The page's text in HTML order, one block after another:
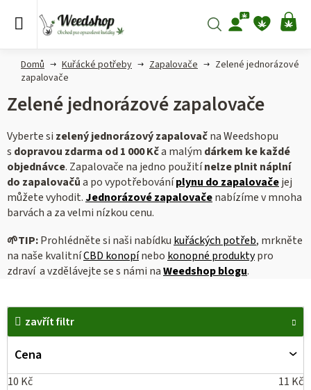
Hledat
Domů Kuřácké potřeby Zapalovače
Zelené jednorázové
zapalovače
Zelené jednorázové zapalovače
Vyberte si zelený jednorázovýzapalovačna Weedshopu
s dopravou zdarma od 1 000 Kča malým dárkem ke každé
objednávce. Zapalovače na jedno použitínelze plnit náplní
do zapalovačůa po vypotřebováníplynu do zapalovačejej
můžete vyhodit.Jednorázové zapalovačenabízíme v mnoha
barvách a za velmi nízkou cenu.
🌱TIP:Prohlédněte si naši nabídku kuřáckých potřeb, mrkněte
na naše kvalitníCBD konopínebo konopné produktypro
zdraví a vzdělávejte se s námi naWeedshop blogu.
zavřít filtr
Cena
10 Kč 11 Kč
V
p
i